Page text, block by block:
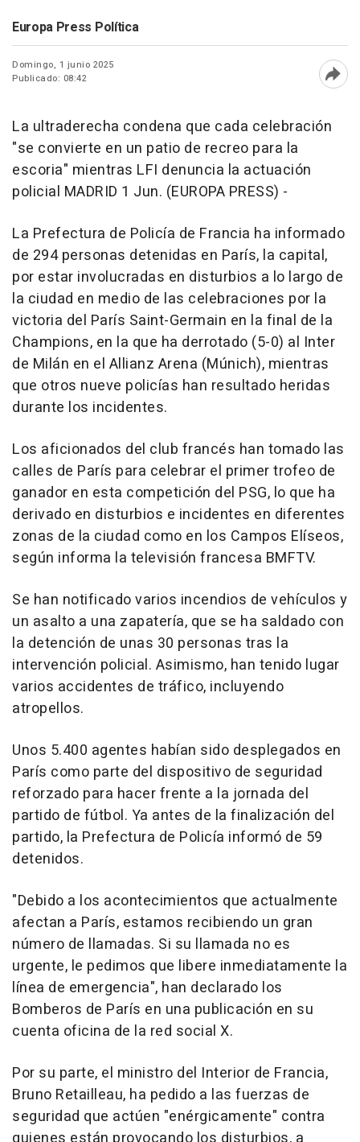
Europa Press Política
Domingo, 1 junio 2025
Publicado: 08:42
La ultraderecha condena que cada celebración
"se convierte en un patio de recreo para la
escoria" mientras LFI denuncia la actuación
policial MADRID 1 Jun. (EUROPA PRESS) -
La Prefectura de Policía de Francia ha informado
de 294 personas detenidas en París, la capital,
por estar involucradas en disturbios a lo largo de
la ciudad en medio de las celebraciones por la
victoria del París Saint-Germain en la final de la
Champions, en la que ha derrotado (5-0) al Inter
de Milán en el Allianz Arena (Múnich), mientras
que otros nueve policías han resultado heridas
durante los incidentes.
Los aficionados del club francés han tomado las
calles de París para celebrar el primer trofeo de
ganador en esta competición del PSG, lo que ha
derivado en disturbios e incidentes en diferentes
zonas de la ciudad como en los Campos Elíseos,
según informa la televisión francesa BMFTV.
Se han notificado varios incendios de vehículos y
un asalto a una zapatería, que se ha saldado con
la detención de unas 30 personas tras la
intervención policial. Asimismo, han tenido lugar
varios accidentes de tráfico, incluyendo
atropellos.
Unos 5.400 agentes habían sido desplegados en
París como parte del dispositivo de seguridad
reforzado para hacer frente a la jornada del
partido de fútbol. Ya antes de la finalización del
partido, la Prefectura de Policía informó de 59
detenidos.
"Debido a los acontecimientos que actualmente
afectan a París, estamos recibiendo un gran
número de llamadas. Si su llamada no es
urgente, le pedimos que libere inmediatamente la
línea de emergencia", han declarado los
Bomberos de París en una publicación en su
cuenta oficina de la red social X.
Por su parte, el ministro del Interior de Francia,
Bruno Retailleau, ha pedido a las fuerzas de
seguridad que actúen "enérgicamente" contra